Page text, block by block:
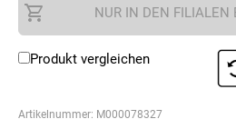
NUR IN DEN FILIALEN
Produkt vergleichen
Artikelnummer: M000078327